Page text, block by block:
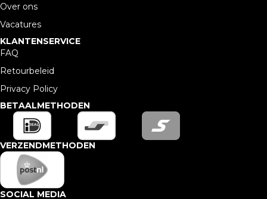
Over ons
Vacatures
KLANTENSERVICE
FAQ
Retourbeleid
Privacy Policy
BETAALMETHODEN
VERZENDMETHODEN
SOCIAL MEDIA